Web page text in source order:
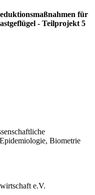
für
- Teilprojekt 5
Biometrie
e.V.